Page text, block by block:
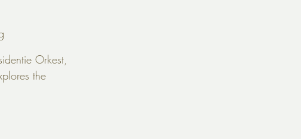
Orkest,
the